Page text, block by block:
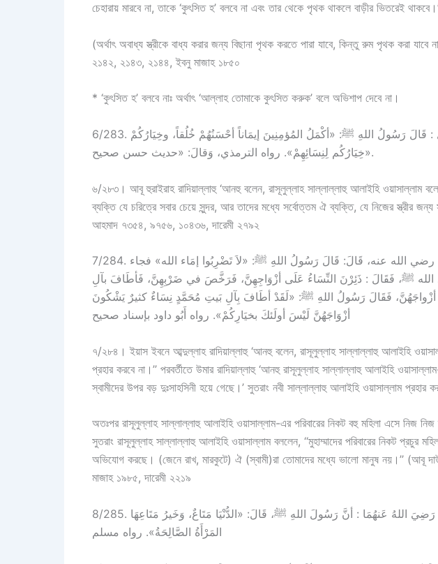
চেহারায় মারবে না, তাকে ‘কুৎসিত হ’ বলবে না এবং তার থেকে পৃথক থাকলে বাড়ীর ভিতরেই
(অর্থাৎ অবাধ্য স্ত্রীকে বাধ্য করার জন্য বিছানা পৃথক করতে পারা যাবে, কিন্তু রুম পৃথক করা
২১৪২, ২১৪৩, ২১৪৪, ইবনু মাজাহ ১৮৫০
* ‘কুৎসিত হ’ বলবে নাঃ অর্থাৎ ‘আল্লাহ তোমাকে কুৎসিত করুক’ বলে অভিশাপ দেবে না।
6/283. وَعَنْ أَبِي هُرَيرَةَ رضي الله عنه، قَالَ : قَالَ رَسُولُ اللهِ ﷺ: «أكْمَلُ المُؤمِنِينَ إيمَاناً أحْسَنُهُمْ خُلُقاً، وخِيَارُكُمْ
خِيَارُكُم لِنِسَائِهِمْ». رواه الترمذي، وَقالَ: «حديث حسن صحيح».
৬/২৮৩। আবূ হুরাইরাহ রাদিয়াল্লাহু ‘আনহু বলেন, রাসূলুল্লাহ সাল্লাল্লাহু আলাইহি ওয়াসাল্লাম
ব্যক্তি যে চরিত্রে সবার চেয়ে সুন্দর, আর তাদের মধ্যে সর্বোত্তম ঐ ব্যক্তি, যে নিজের স্ত্রীর জন্য
আহমাদ ৭৩৫৪, ৯৭৫৬, ১০৪৩৬, দারেমী ২৭৯২
7/284. وَعَن إِيَاسِ بنِ عَبدِ اللهِ بنِ أَبي ذِبَابٍ رضي الله عنه، قَالَ: قَالَ رَسُولُ اللهِ ﷺ: «لاَ تَضْرِبُوا إمَاء الله» فجاء
ﷺ، فَقَالَ : ذَئِرْنَ النِّسَاءُ عَلَى أزْوَاجِهِنَّ، فَرَخَّصَ في ضَرْبِهِنَّ، فَأطَافَ بآلِ
فَقَالَ رَسُولُ اللهِ ﷺ: «لَقَدْ أطَافَ بِآلِ بَيتِ مُحَمَّدٍ نِسَاءٌ كثيرٌ يَشْكُونَ
أزْوَاجَهُنَّ لَيْسَ أولَئكَ بخيَارِكُمْ». رواه أَبُو داود بإسناد صحيح
৭/২৮৪। ইয়াস ইবনে আব্দুল্লাহ রাদিয়াল্লাহু ‘আনহু বলেন, রাসূলুল্লাহ সাল্লাল্লাহু আলাইহি
প্রহার করবে না।’’ পরবর্তীতে উমার রাদিয়াল্লাহু ‘আনহু রাসূলুল্লাহ সাল্লাল্লাহু আলাইহি
স্বামীদের উপর বড় দুঃসাহসিনী হয়ে গেছে।’ সুতরাং নবী সাল্লাল্লাহু আলাইহি ওয়াসাল্লাম প্রহার
অতঃপর রাসূলুল্লাহ সাল্লাল্লাহু আলাইহি ওয়াসাল্লাম-এর পরিবারের নিকট বহু মহিলা এসে নিজ
সুতরাং রাসূলুল্লাহ সাল্লাল্লাহু আলাইহি ওয়াসাল্লাম বললেন, ‘‘মুহাম্মাদের পরিবারের নিকট প্রচুর
অভিযোগ করছে। (জেনে রাখ, মারকুটে) ঐ (স্বামী)রা তোমাদের মধ্যে ভালো মানুষ নয়।’’ (আবূ
মাজাহ ১৯৮৫, দারেমী ২২১৯
8/285. وَعَن عَبدِ اللهِ بنِ عَمرِو بنِ العَاصِ رَضِيَ اللهُ عَنهُمَا : أنَّ رَسُولَ اللهِ ﷺ، قَالَ: «الدُّنْيَا مَتَاعٌ، وَخَيرُ مَتَاعِهَا
المَرْأَةُ الصَّالِحَةُ». رواه مسلم